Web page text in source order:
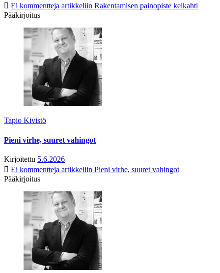
Ei kommentteja artikkeliin Rakentamisen painopiste keikahti
Pääkirjoitus
Tapio Kivistö
Pieni virhe, suuret vahingot
Kirjoitettu 5.6.2026
Ei kommentteja artikkeliin Pieni virhe, suuret vahingot
Pääkirjoitus